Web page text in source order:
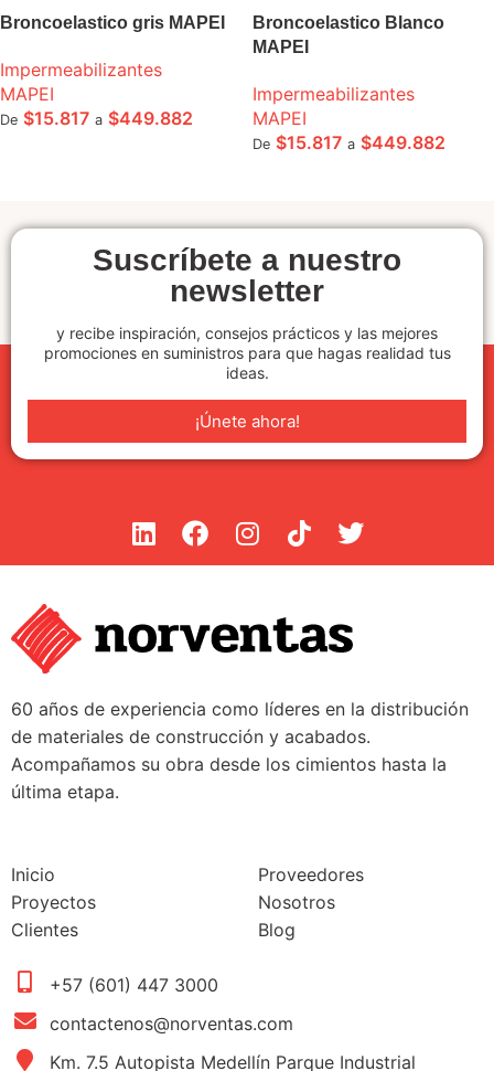
Broncoelastico gris MAPEI
Impermeabilizantes
MAPEI
De $15.817 a $449.882
Broncoelastico Blanco
MAPEI
Impermeabilizantes
MAPEI
De $15.817 a $449.882
Suscríbete a nuestro
newsletter
y recibe inspiración, consejos prácticos y las mejores
promociones en suministros para que hagas realidad tus
ideas.
¡Únete ahora!
60 años de experiencia como líderes en la distribución
de materiales de construcción y acabados.
Acompañamos su obra desde los cimientos hasta la
última etapa.
Inicio
Proyectos
Clientes
Proveedores
Nosotros
Blog
+57 (601) 447 3000
contactenos@norventas.com
Km. 7.5 Autopista Medellín Parque Industrial